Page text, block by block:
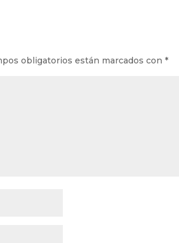
obligatorios están marcados con *